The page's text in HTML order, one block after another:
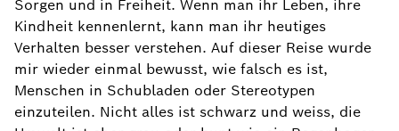
Sorgen und in Freiheit. Wenn man ihr Leben, ihre
Kindheit kennenlernt, kann man ihr heutiges
Verhalten besser verstehen. Auf dieser Reise wurde
mir wieder einmal bewusst, wie falsch es ist,
Menschen in Schubladen oder Stereotypen
einzuteilen. Nicht alles ist schwarz und weiss, die